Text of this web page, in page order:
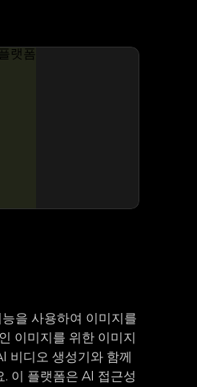
을 사용하여 이미지를
이미지를 위한 이미지
비디오 생성기와 함께
이 플랫폼은 AI 접근성